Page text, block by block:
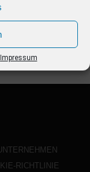
Impressum
RICHTLINIE